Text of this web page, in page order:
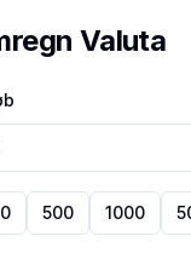
Valuta
500 1000